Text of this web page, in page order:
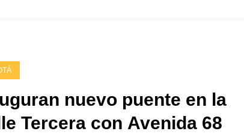
nuevo puente en la
Tercera con Avenida 68
Un país
Desigualdad
El espejismo